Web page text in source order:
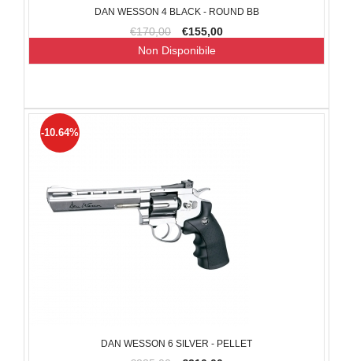
DAN WESSON 4 BLACK - ROUND BB
€170,00 €155,00
Non Disponibile
DAN WESSON 6 SILVER - PELLET
-10.64%